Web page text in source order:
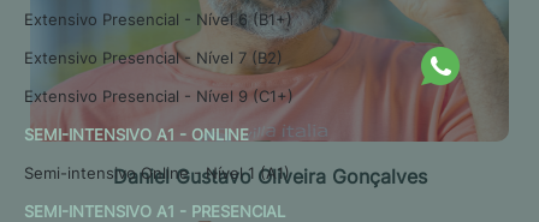
Extensivo Presencial - Nível 6 (B1+)
Extensivo Presencial - Nível 7 (B2)
Extensivo Presencial - Nível 9 (C1+)
SEMI-INTENSIVO A1 - ONLINE
Semi-intensivo Online - Nível 1 (A1)
SEMI-INTENSIVO A1 - PRESENCIAL
Daniel Gustavo Oliveira Gonçalves